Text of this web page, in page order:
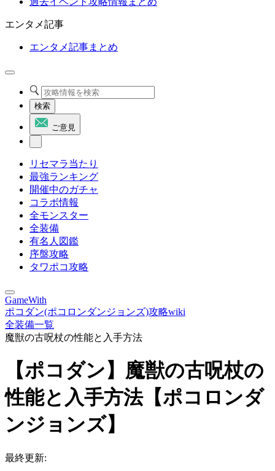
エンタメ記事
エンタメ記事まとめ
検索
ご意見
リセマラ当たり
最強ランキング
開催中のガチャ
コラボ情報
全モンスター
全装備
有名人図鑑
序盤攻略
タワポコ攻略
GameWith
ポコダン(ポコロンダンジョンズ)攻略wiki
全装備一覧
魔獣の古呪杖の性能と入手方法
【ポコダン】魔獣の古呪杖の
性能と入手方法【ポコロンダ
ンジョンズ】
最終更新: